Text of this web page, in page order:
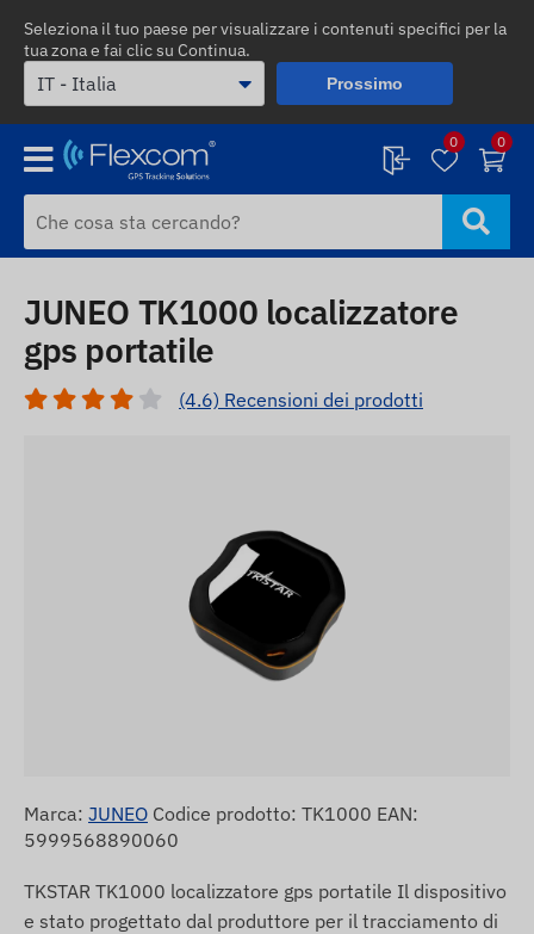
Seleziona il tuo paese per visualizzare i contenuti specifici per la
tua zona e fai clic su Continua.
Prossimo
0 0
JUNEO TK1000 localizzatore
gps portatile
(4.6) Recensioni dei prodotti
Marca: JUNEO Codice prodotto: TK1000 EAN:
5999568890060
TKSTAR TK1000 localizzatore gps portatile Il dispositivo
e stato progettato dal produttore per il tracciamento di